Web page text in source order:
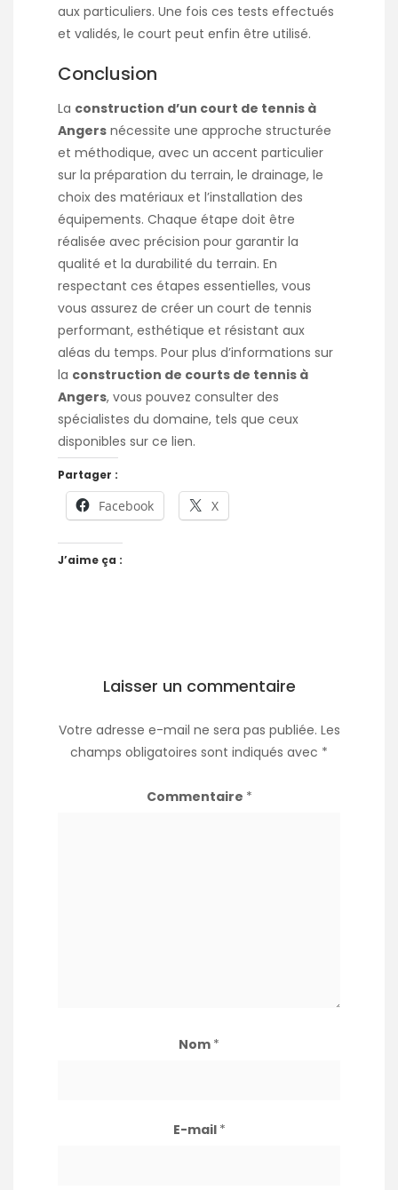
aux particuliers. Une fois ces tests effectués
et validés, le court peut enfin être utilisé.
Conclusion
La construction d’un court de tennis à
Angers nécessite une approche structurée
et méthodique, avec un accent particulier
sur la préparation du terrain, le drainage, le
choix des matériaux et l’installation des
équipements. Chaque étape doit être
réalisée avec précision pour garantir la
qualité et la durabilité du terrain. En
respectant ces étapes essentielles, vous
vous assurez de créer un court de tennis
performant, esthétique et résistant aux
aléas du temps. Pour plus d’informations sur
la construction de courts de tennis à
Angers, vous pouvez consulter des
spécialistes du domaine, tels que ceux
disponibles sur ce lien.
Partager :
Facebook X
J’aime ça :
Laisser un commentaire
Votre adresse e-mail ne sera pas publiée. Les
champs obligatoires sont indiqués avec *
Commentaire *
Nom *
E-mail *